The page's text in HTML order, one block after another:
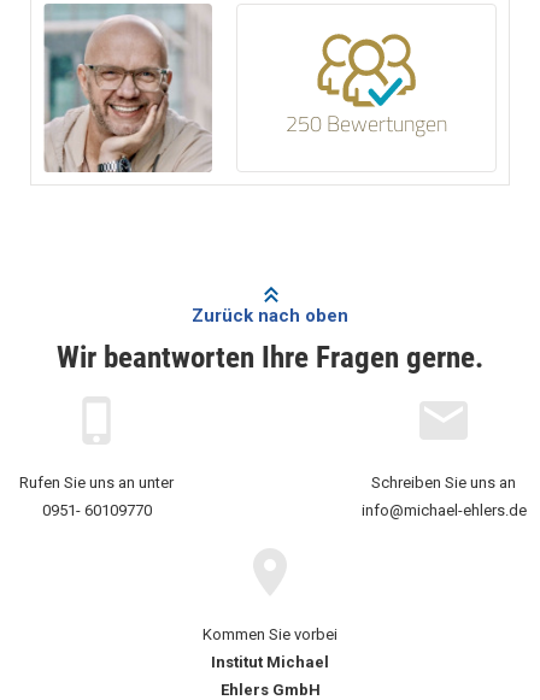
250 Bewertungen
Wir beantworten Ihre Fragen gerne.
Zurück nach oben
Rufen Sie uns an unter
0951- 60109770
Schreiben Sie uns an
info@michael-ehlers.de
Kommen Sie vorbei
Institut Michael
Ehlers GmbH